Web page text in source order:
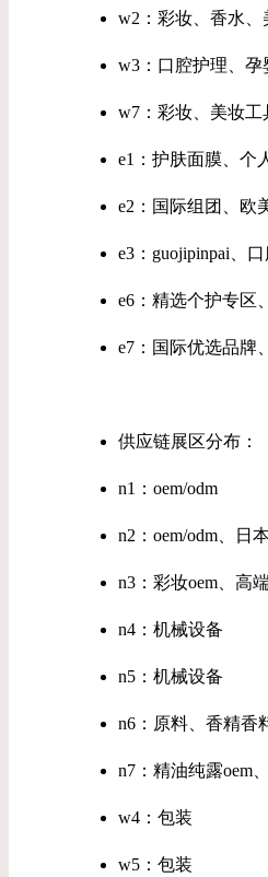
w2：彩妆、香水、
w3：口腔护理、孕
w7：彩妆、美妆工
e1：护肤面膜、个
e2：国际组团、欧
e3：guojipinpai、
e6：精选个护专区
e7：国际优选品牌
供应链展区分布：
n1：oem/odm
n2：oem/odm、日
n3：彩妆oem、高
n4：机械设备
n5：机械设备
n6：原料、香精香
n7：精油纯露oem
w4：包装
w5：包装